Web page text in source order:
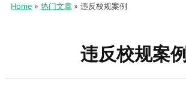
Home 热门文章 违反校规案例
违反校规案例